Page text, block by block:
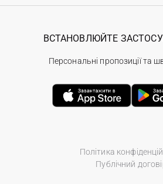
Політика
Публічний
ВСТАНОВЛЮЙТЕ
Персональні пропозиції та